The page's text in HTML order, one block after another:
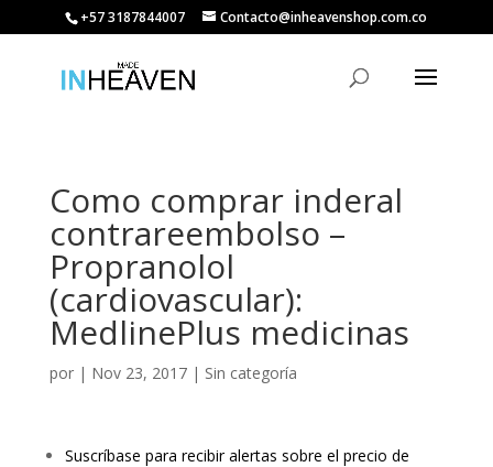
+57 3187844007 Contacto@inheavenshop.com.co
Como comprar inderal
contrareembolso –
Propranolol
(cardiovascular):
MedlinePlus medicinas
por | Nov 23, 2017| Sin categoría
Suscríbase para recibir alertas sobre el precio de